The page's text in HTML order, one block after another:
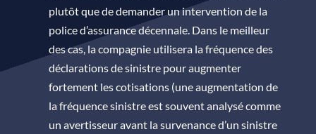
plutôt que de demander un intervention de la
police d’assurance décennale. Dans le meilleur
des cas, la compagnie utilisera la fréquence des
déclarations de sinistre pour augmenter
fortement les cotisations (une augmentation de
la fréquence sinistre est souvent analysé comme
un avertisseur avant la survenance d’un sinistre